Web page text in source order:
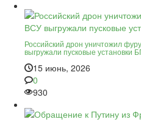
Российский дрон уничтожил
выгружали пусковые установки
15 июнь, 2026
0
930